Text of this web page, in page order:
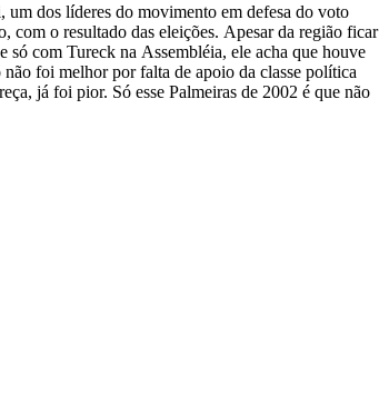
dos líderes do movimento em defesa do voto
com o resultado das eleições. Apesar da região ficar
só com Tureck na Assembléia, ele acha que houve
não foi melhor por falta de apoio da classe política
já foi pior. Só esse Palmeiras de 2002 é que não